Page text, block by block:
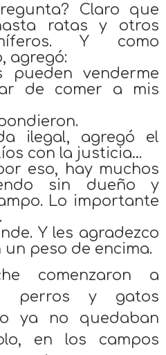
Claro que
ratas y otros
Y como
agregó:
pueden venderme
de comer a mis
ilegal, agregó el
con la justicia…
eso, hay muchos
sin dueño y
Lo importante
Y les agradezco
peso de encima.
comenzaron a
perros y gatos
ya no quedaban
en los campos